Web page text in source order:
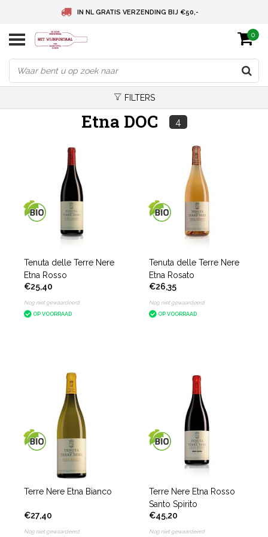
IN NL GRATIS VERZENDING BIJ €50,-
BELGIE GRATIS VERZENDING BIJ € 75
DEUTSCHLAND VERSANDKOSTENFREI AB € 75
0
FILTERS
Etna DOC 4
Tenuta delle Terre Nere
Etna Rosso
€25,40
Nog niet gewaardeerd
OP VOORRAAD
Tenuta delle Terre Nere
Etna Rosato
€26,35
Nog niet gewaardeerd
OP VOORRAAD
Terre Nere Etna Bianco
€27,40
Nog niet gewaardeerd
Terre Nere Etna Rosso
Santo Spirito
€45,20
Nog niet gewaardeerd